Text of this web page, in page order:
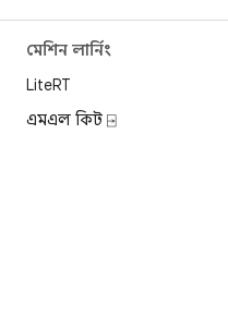
মেশিন লার্নিং
LiteRT
এমএল কিট ⍈